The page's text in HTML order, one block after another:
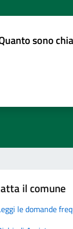
sono
il comune
le domande